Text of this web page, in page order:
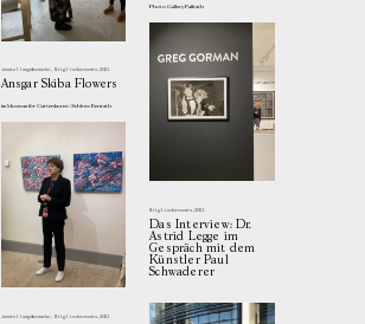
Photo Gallery Paffrath
Ausstellungsbesuche, Mitgliederevents,2021
Ansgar Skiba Flowers
im Museum für Gartenkunst/Schloss Benrath
Mitgliederevents ,2021
Das Interview: Dr.
Astrid Legge im
Gespräch mit dem
Künstler Paul
Schwaderer
Ausstellungsbesuche, Mitgliederevents, 2021